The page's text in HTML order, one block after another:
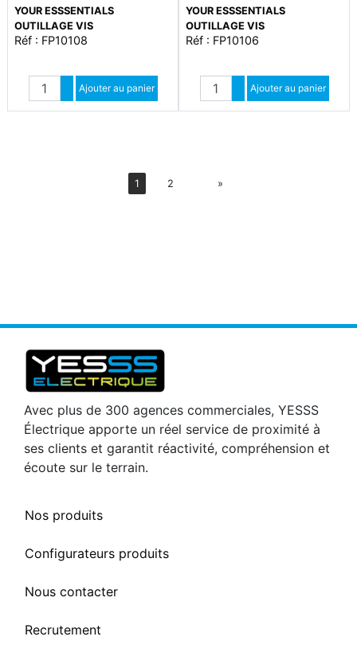
YOUR ESSSENTIALS
OUTILLAGE VIS
Réf : FP10108
Quantité
Augmenter quantité
Diminuer quantité
Ajouter au panier
YOUR ESSSENTIALS
OUTILLAGE VIS
Réf : FP10106
Quantité
Augmenter quantité
Diminuer quantité
Ajouter au panier
1 2 »Suiv
Avec plus de 300 agences commerciales, YESSS
Électrique apporte un réel service de proximité à
ses clients et garantit réactivité, compréhension et
écoute sur le terrain.
Nos produits
Configurateurs produits
Nous contacter
Recrutement